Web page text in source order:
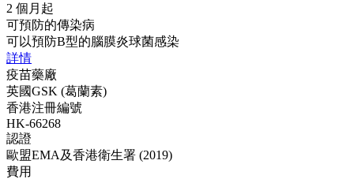
2 個月起
可預防的傳染病
可以預防B型的腦膜炎球菌感染
詳情
疫苗藥廠
英國GSK (葛蘭素)
香港注冊編號
HK-66268
認證
歐盟EMA及香港衛生署 (2019)
費用